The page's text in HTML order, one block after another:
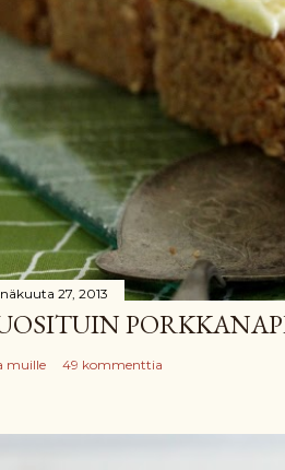
27, 2013
muille 49 kommenttia